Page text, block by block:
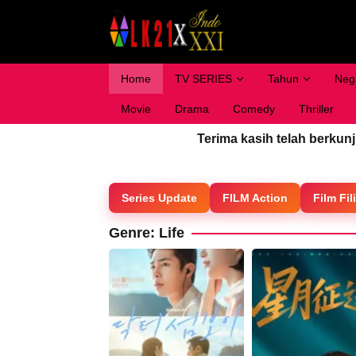
Home TV SERIES Tahun
Movie Drama Comedy Thriller
Terima kasih telah
Series Update FILM Action Film
Genre: Life